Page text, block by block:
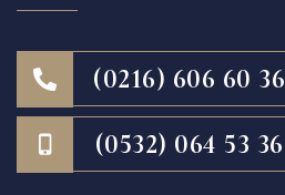
(0216) 606 60 36
(0532) 064 53 36